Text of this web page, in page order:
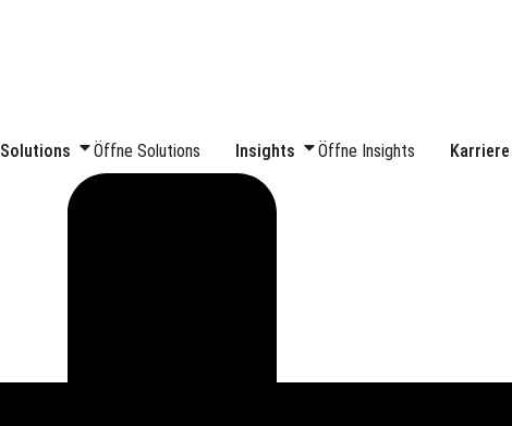
Solutions Öffne Solutions Insights Öffne Insights Karriere